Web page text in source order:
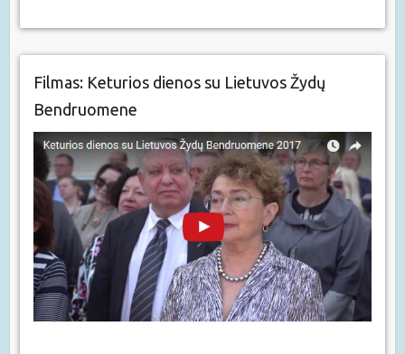
Filmas: Keturios dienos su Lietuvos Žydų
Bendruomene